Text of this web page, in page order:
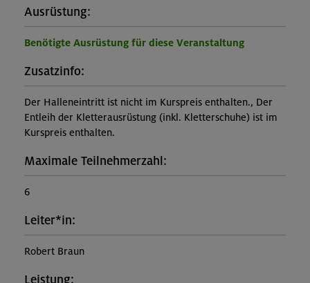
Ausrüstung:
Benötigte Ausrüstung für diese Veranstaltung
Zusatzinfo:
Der Halleneintritt ist nicht im Kurspreis enthalten., Der
Entleih der Kletterausrüstung (inkl. Kletterschuhe) ist im
Kurspreis enthalten.
Maximale Teilnehmerzahl:
6
Leiter*in:
Robert Braun